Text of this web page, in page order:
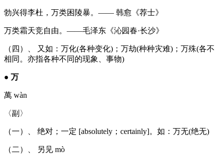
勃兴得李杜，万类困陵暴。—— 韩愈《荐士》
万类霜天竞自由。——毛泽东《沁园春·长沙》
（四）、 又如：万化(各种变化)；万劫(种种灾难)；万殊(各不
相同。亦指各种不同的现象、事物)
● 万
萬 wàn
〈副〉
（一）、 绝对；一定 [absolutely；certainly]。如：万无(绝无)
（二）、 另见 mò